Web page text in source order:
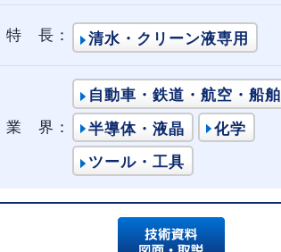
特 長： 清水・クリーン液専用
業 界：
自動車・鉄道・航空・船舶
半導体・液晶
化学
ツール・工具